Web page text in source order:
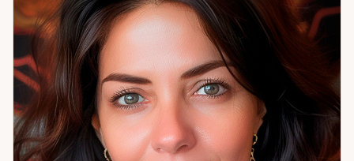
Работаю без запугивания — это принципиально:
инструмент ясности не должен становиться источником
давления. Если вы чувствуете, что запутались и хотите
увидеть картину целиком — помогу разобраться без
спешки и осуждения.